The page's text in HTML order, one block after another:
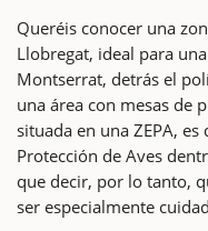
Queréis conocer una
Llobregat, ideal para
Montserrat, detrás el
una área con mesas de
situada en una ZEPA,
Protección de Aves
que decir, por lo tanto,
ser especialmente